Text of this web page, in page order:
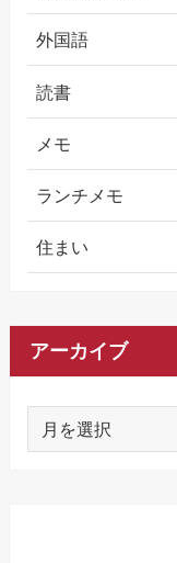
外国語
読書
メモ
ランチメモ
住まい
アーカイブ